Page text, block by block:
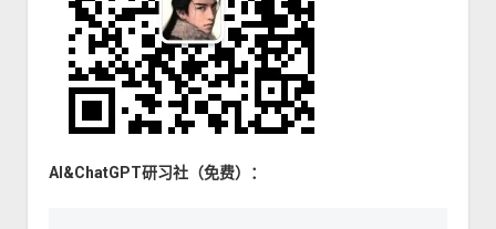
AI&ChatGPT研习社（免费）：